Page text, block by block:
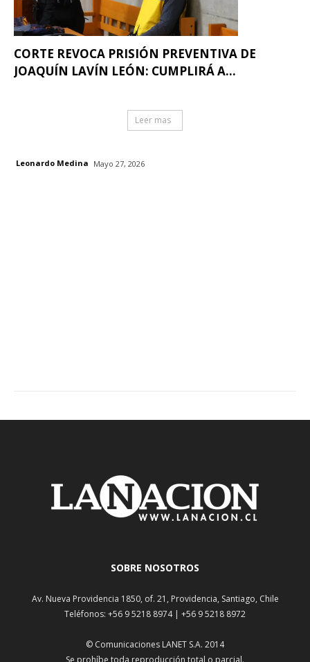
CORTE REVOCA PRISIÓN PREVENTIVA DE
JOAQUÍN LAVÍN LEÓN: CUMPLIRÁ A...
Leer mas
Leonardo Medina Mayo 27, 2026
SOBRE NOSOTROS
Av. Nueva Providencia 1850, of. 21, Providencia, Santiago, Chile
Teléfonos: +56 9 5218 8974 | +56 9 5218 8972
© Comunicaciones LANET S.A. 2014
Se prohíbe toda reproducción total o parcial.